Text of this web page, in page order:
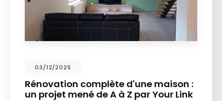
03/12/2025
Rénovation complète d'une maison :
un projet mené de A à Z par Your Link